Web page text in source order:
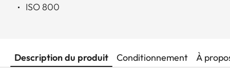
ISO 800
Description du produit Conditionnement À